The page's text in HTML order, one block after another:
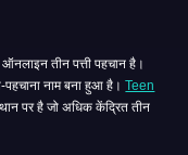
तीन पत्ती पहचान है।
पहचाना नाम बना हुआ है।Teen
जो अधिक केंद्रित तीन